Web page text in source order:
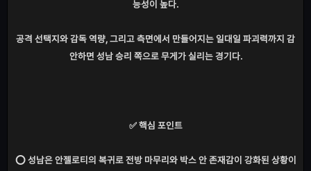
능성이 높다.
공격 선택지와 감독 역량, 그리고 측면에서 만들어지는 일대일 파괴력까지 감
안하면 성남 승리 쪽으로 무게가 실리는 경기다.
✅ 핵심 포인트
⭕ 성남은 안젤로티의 복귀로 전방 마무리와 박스 안 존재감이 강화된 상황이